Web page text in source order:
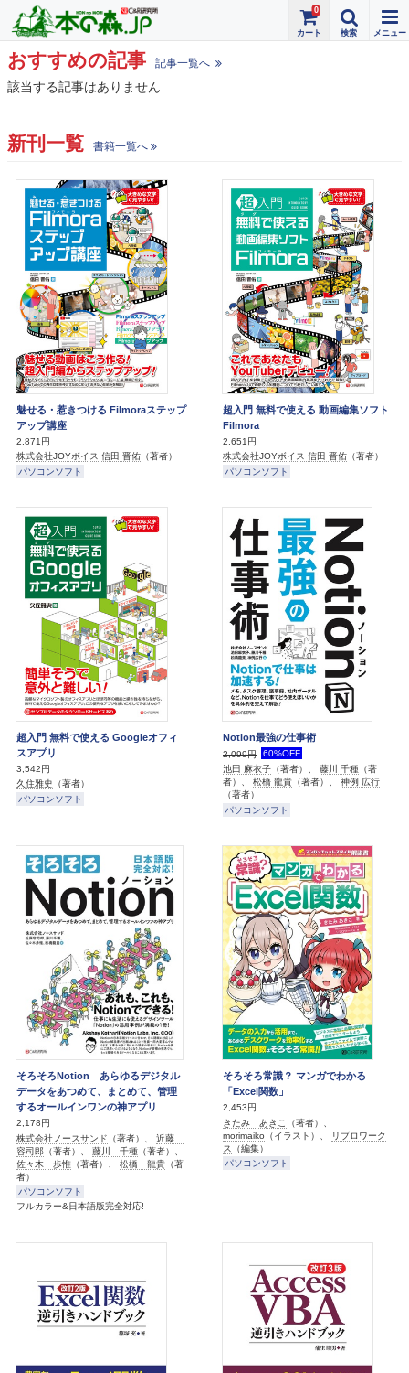
0
おすすめの記事 記事一覧へ
該当する記事はありません
新刊一覧 書籍一覧へ
魅せる・惹きつける Filmoraステップ
アップ講座
2,871円
株式会社JOYボイス 信田 晋佑 （著者）
パソコンソフト
超入門 無料で使える 動画編集ソフト
Filmora
2,651円
株式会社JOYボイス 信田 晋佑 （著者）
パソコンソフト
超入門 無料で使える Googleオフィ
スアプリ
3,542円
久住雅史 （著者）
パソコンソフト
Notion最強の仕事術
2,099円
60%OFF
池田 麻衣子 （著者）、 藤川 千種 （著
者）、 松橋 龍貴 （著者）、 神例 広行
（著者）
パソコンソフト
そろそろNotion あらゆるデジタル
データをあつめて、まとめて、管理
するオールインワンの神アプリ
2,178円
株式会社ノースサンド （著者）、 近藤
容司郎 （著者）、 藤川 千種 （著者）、
佐々木 歩惟 （著者）、 松橋 龍貴 （著
者）
パソコンソフト
フルカラー&日本語版完全対応!
そろそろ常識？ マンガでわかる
「Excel関数」
2,453円
きたみ あきこ
（著者）、
morimaiko （イラスト）、
リブロワーク
ス
（編集）
パソコンソフト